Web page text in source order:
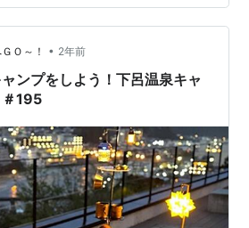
ラドリップ 01S 食後は珍味で飲み
をしよう！ トンテキライスを作ろ
に入ろう！ 直火を楽しもう！ 焼
ャンプ場（二日目） 穴子の炊込み
Ｏ～！ • 2年前
ンプをしよう！下呂温泉キャ
＃195